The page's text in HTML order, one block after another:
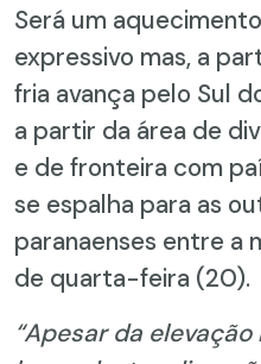
Será um
expressivo mas, a
fria avança pelo Sul
a partir da área de
e de fronteira com
se espalha para as
paranaenses entre a
de quarta-feira (20).
“Apesar da